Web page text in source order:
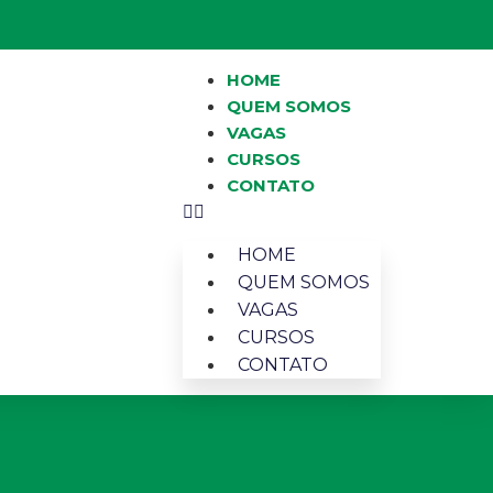
HOME
QUEM SOMOS
VAGAS
CURSOS
CONTATO
HOME
QUEM SOMOS
VAGAS
CURSOS
CONTATO